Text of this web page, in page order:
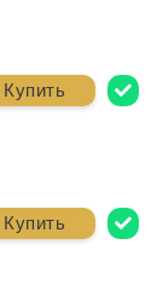
Купить
Купить